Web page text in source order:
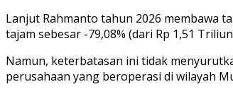
Lanjut Rahmanto tahun 2026 membawa
tajam sebesar -79,08% (dari Rp 1,51
Namun, keterbatasan ini tidak
perusahaan yang beroperasi di wilayah